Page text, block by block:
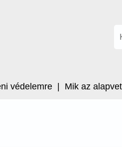
|Mik az alapvető